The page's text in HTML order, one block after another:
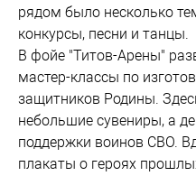
рядом было несколько
конкурсы, песни и танцы.
В фойе "Титов-Арены"
мастер-классы по
защитников Родины.
небольшие сувениры, а
поддержки воинов СВО.
плакаты о героях